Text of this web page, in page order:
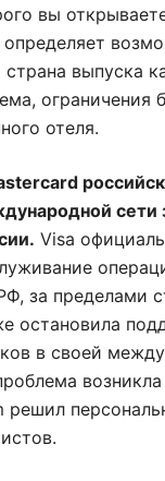
вы
выпуска
ограничения
отеля.
сети
Visa
за пределами
остановила
в своей
решил